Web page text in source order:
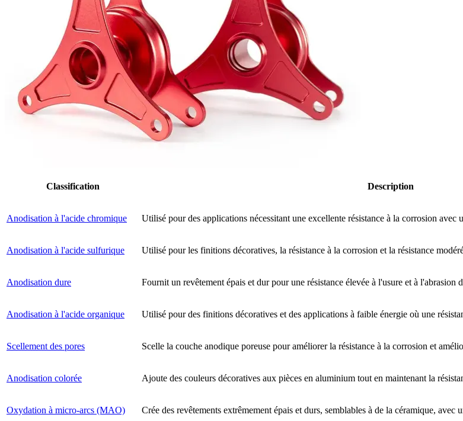
Classification Description
Anodisation à l'acide chromique Utilisé pour des applications nécessitant une excellente résistance à la corrosion
Anodisation à l'acide sulfurique Utilisé pour les finitions décoratives, la résistance à la corrosion et la résistance
Anodisation dure Fournit un revêtement épais et dur pour une résistance élevée à l'usure et à l'abrasion
Anodisation à l'acide organique Utilisé pour des finitions décoratives et des applications à faible énergie où une
Scellement des pores Scelle la couche anodique poreuse pour améliorer la résistance à la corrosion et
Anodisation colorée Ajoute des couleurs décoratives aux pièces en aluminium tout en maintenant la
Oxydation à micro-arcs (MAO) Crée des revêtements extrêmement épais et durs, semblables à de la céramique, avec